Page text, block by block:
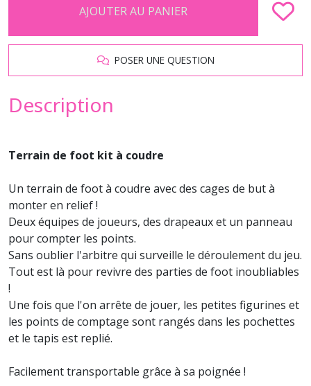
AJOUTER AU PANIER
POSER UNE QUESTION
Description
Terrain de foot kit à coudre
Un terrain de foot à coudre avec des cages de but à
monter en relief !
Deux équipes de joueurs, des drapeaux et un panneau
pour compter les points.
Sans oublier l'arbitre qui surveille le déroulement du jeu.
Tout est là pour revivre des parties de foot inoubliables
!
Une fois que l'on arrête de jouer, les petites figurines et
les points de comptage sont rangés dans les pochettes
et le tapis est replié.
Facilement transportable grâce à sa poignée !